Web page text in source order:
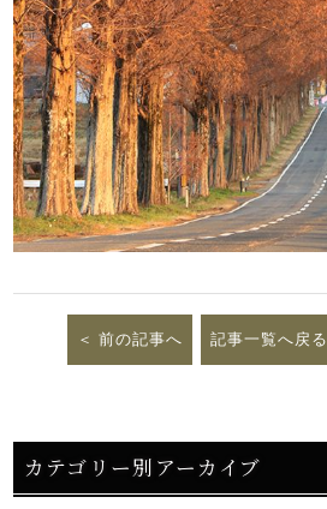
前の記事へ 記事一覧へ戻る
カテゴリー別アーカイブ